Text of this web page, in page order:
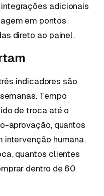
adicionais
em pontos
direto ao painel.
indicadores são
Tempo
de troca até o
aprovação, quantos
intervenção humana.
quantos clientes
dentro de 60